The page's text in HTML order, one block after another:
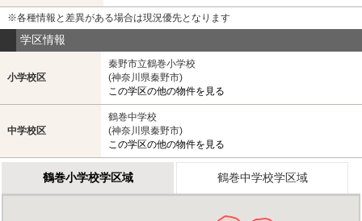
※各種情報と差異がある場合は現況優先となります
学区情報
小学校区
秦野市立鶴巻小学校
(神奈川県秦野市)
この学区の他の物件を見る
中学校区
鶴巻中学校
(神奈川県秦野市)
この学区の他の物件を見る
鶴巻小学校学区域 鶴巻中学校学区域